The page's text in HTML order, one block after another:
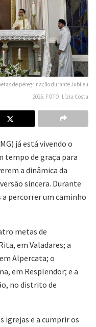
de peregrinação durante Jubileu
2025. FOTO: Lízia Costa
já está vivendo o
tempo de graça para
a dinâmica da
sincera. Durante
a percorrer um caminho
metas de
em Valadares; a
Alpercata; o
em Resplendor; e a
no distrito de
igrejas e a cumprir os